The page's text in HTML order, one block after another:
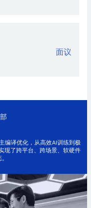
面议
编译优化，从高效AI训练到极
现了跨平台、跨场景、软硬件